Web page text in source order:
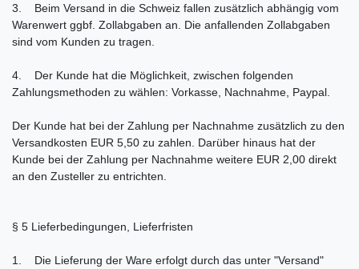
3. Beim Versand in die Schweiz fallen zusätzlich abhängig vom
Warenwert ggbf. Zollabgaben an. Die anfallenden Zollabgaben
sind vom Kunden zu tragen.
4. Der Kunde hat die Möglichkeit, zwischen folgenden
Zahlungsmethoden zu wählen: Vorkasse, Nachnahme, Paypal.
Der Kunde hat bei der Zahlung per Nachnahme zusätzlich zu den
Versandkosten EUR 5,50 zu zahlen. Darüber hinaus hat der
Kunde bei der Zahlung per Nachnahme weitere EUR 2,00 direkt
an den Zusteller zu entrichten.
§ 5 Lieferbedingungen, Lieferfristen
1. Die Lieferung der Ware erfolgt durch das unter "Versand"